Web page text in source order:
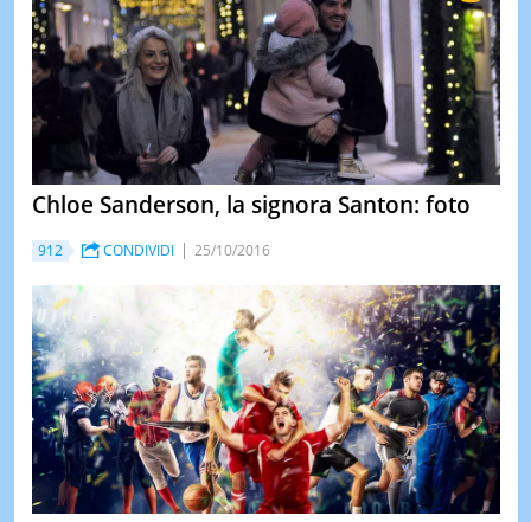
Chloe Sanderson, la signora Santon: foto
912 CONDIVIDI 25/10/2016